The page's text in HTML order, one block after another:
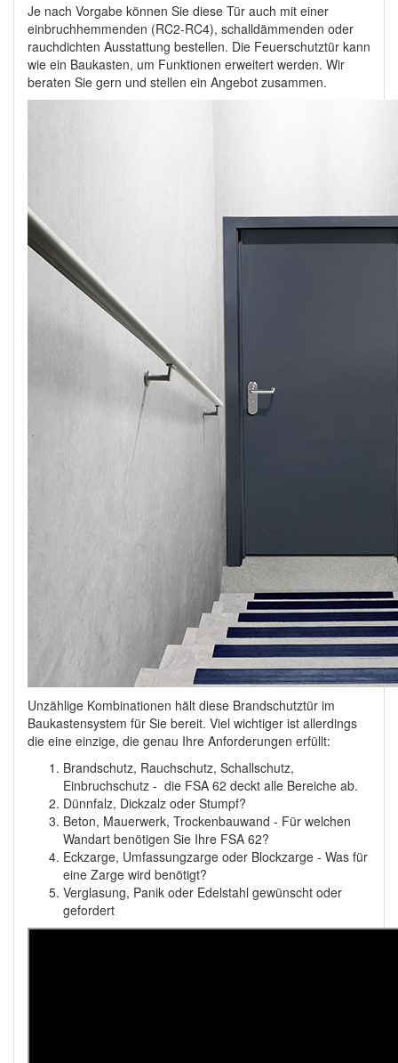
Je nach Vorgabe können Sie diese Tür auch mit einer
einbruchhemmenden (RC2-RC4), schalldämmenden oder
rauchdichten Ausstattung bestellen. Die Feuerschutztür kann
wie ein Baukasten, um Funktionen erweitert werden. Wir
beraten Sie gern und stellen ein Angebot zusammen.
Unzählige Kombinationen hält diese Brandschutztür im
Baukastensystem für Sie bereit. Viel wichtiger ist allerdings
die eine einzige, die genau Ihre Anforderungen erfüllt:
Brandschutz, Rauchschutz, Schallschutz,
Einbruchschutz - die FSA 62 deckt alle Bereiche ab.
Dünnfalz, Dickzalz oder Stumpf?
Beton, Mauerwerk, Trockenbauwand - Für welchen
Wandart benötigen Sie Ihre FSA 62?
Eckzarge, Umfassungzarge oder Blockzarge - Was für
eine Zarge wird benötigt?
Verglasung, Panik oder Edelstahl gewünscht oder
gefordert